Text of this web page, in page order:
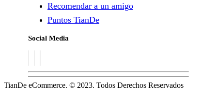
Recomendar a un amigo
Puntos TianDe
Social Media
TianDe eCommerce. © 2023. Todos Derechos Reservados